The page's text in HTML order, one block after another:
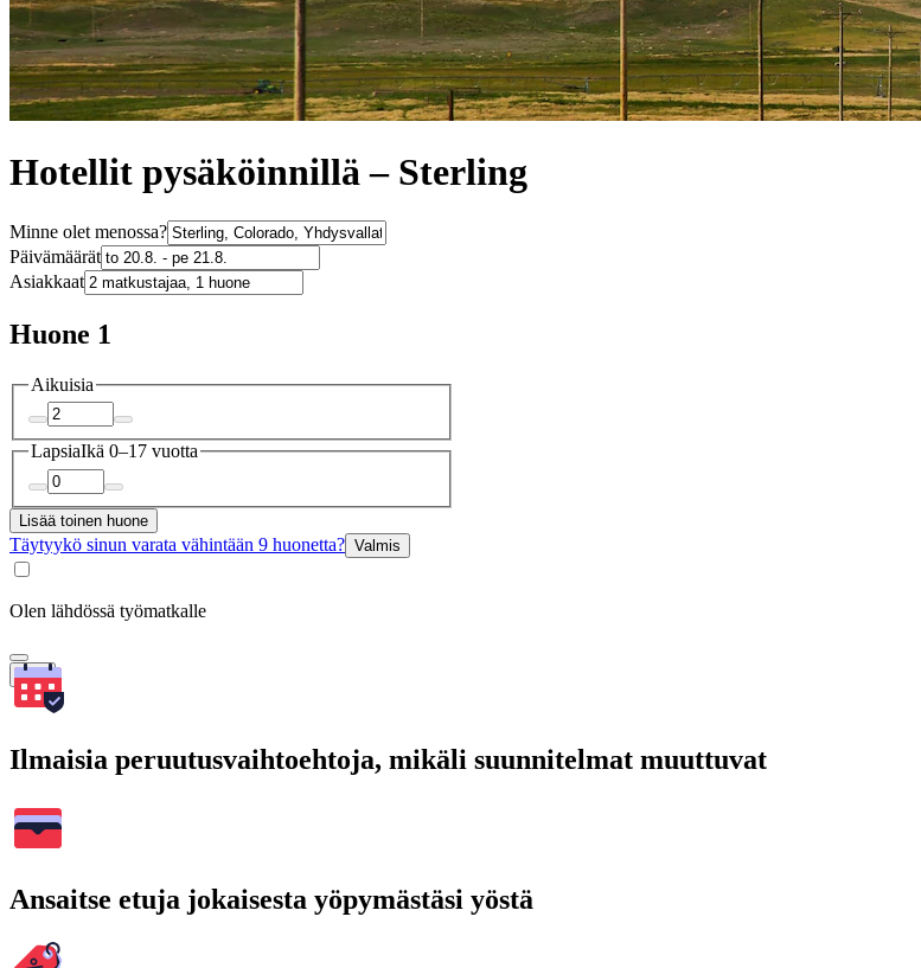
Hotellit pysäköinnillä – Sterling
Minne olet menossa?
Päivämäärät
Asiakkaat
Huone 1
Aikuisia
LapsiaIkä 0–17 vuotta
Lisää toinen huone
Täytyykö sinun varata vähintään 9 huonetta? Valmis
Olen lähdössä työmatkalle
Hae
Ilmaisia peruutusvaihtoehtoja, mikäli suunnitelmat muuttuvat
Ansaitse etuja jokaisesta yöpymästäsi yöstä